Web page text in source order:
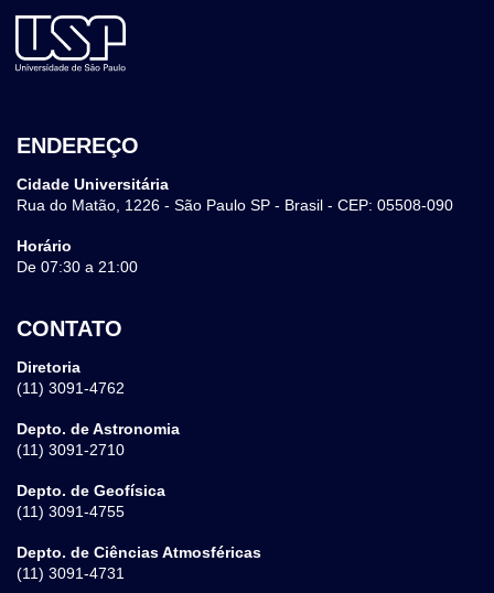
ENDEREÇO
Cidade Universitária
Rua do Matão, 1226 - São Paulo SP - Brasil - CEP: 05508-090
Horário
De 07:30 a 21:00
CONTATO
Diretoria
(11) 3091-4762
Depto. de Astronomia
(11) 3091-2710
Depto. de Geofísica
(11) 3091-4755
Depto. de Ciências Atmosféricas
(11) 3091-4731